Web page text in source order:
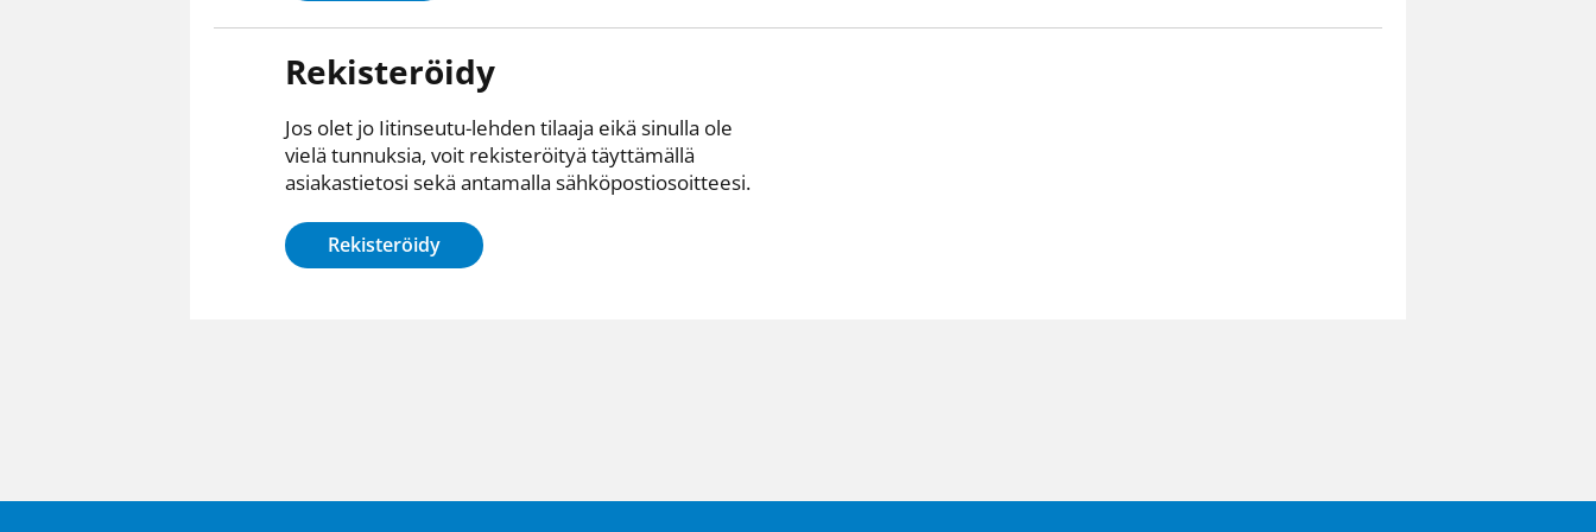
Rekisteröidy
Jos olet jo Iitinseutu-lehden tilaaja eikä sinulla ole
vielä tunnuksia, voit rekisteröityä täyttämällä
asiakastietosi sekä antamalla sähkö­posti­osoitteesi.
Rekisteröidy